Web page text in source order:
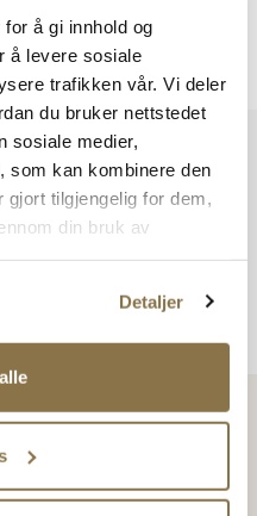
å gi innhold og
å levere sosiale
trafikken vår. Vi deler
du bruker nettstedet
sosiale medier,
som kan kombinere den
tilgjengelig for dem,
din bruk av
Detaljer
av 0
våre andre konsepter!